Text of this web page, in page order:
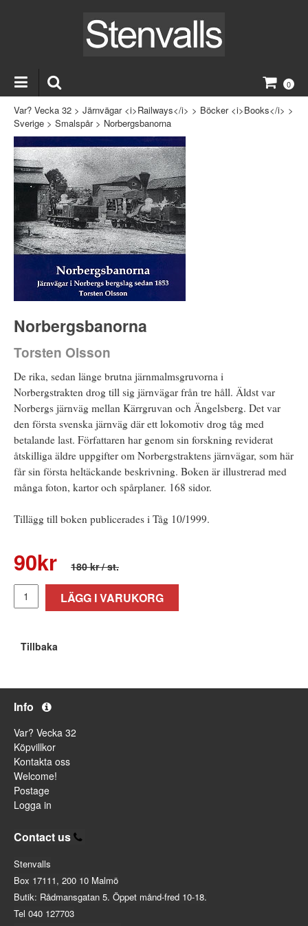
0
Var? Vecka 32 > Järnvägar <i>Railways</i> > Böcker <i>Books</i> >
Sverige > Smalspår> Norbergsbanorna
Norbergsbanorna
Torsten Olsson
De rika, sedan länge brutna järnmalmsgruvorna i
Norbergstrakten drog till sig järnvägar från tre håll. Äldst var
Norbergs järnväg mellan Kärrgruvan och Ängelsberg. Det var
den första svenska järnväg där ett lokomotiv drog tåg med
betalande last. Författaren har genom sin forskning reviderat
åtskilliga äldre uppgifter om Norbergstraktens järnvägar, som här
får sin första heltäckande beskrivning. Boken är illustrerad med
många foton, kartor och spårplaner. 168 sidor.
Tillägg till boken publicerades i Tåg 10/1999.
90kr 180 kr/ st.
LÄGG I VARUKORG
Tillbaka
Info
Var? Vecka 32
Köpvillkor
Kontakta oss
Welcome!
Postage
Logga in
Contact us
Stenvalls
Box 17111, 200 10 Malmö
Butik: Rådmansgatan 5. Öppet månd-fred 10-18.
Tel 040 127703